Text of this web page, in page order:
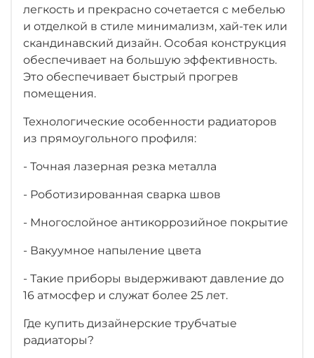
легкость и прекрасно сочетается с мебелью
и отделкой в стиле минимализм, хай-тек или
скандинавский дизайн. Особая конструкция
обеспечивает на большую эффективность.
Это обеспечивает быстрый прогрев
помещения.
Технологические особенности радиаторов
из прямоугольного профиля:
- Точная лазерная резка металла
- Роботизированная сварка швов
- Многослойное антикоррозийное покрытие
- Вакуумное напыление цвета
- Такие приборы выдерживают давление до
16 атмосфер и служат более 25 лет.
Где купить дизайнерские трубчатые
радиаторы?